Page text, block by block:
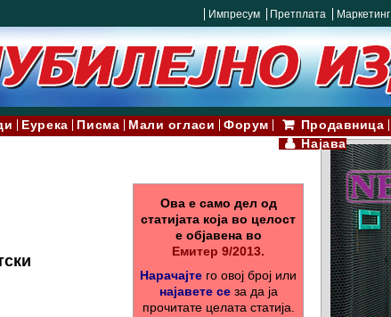
Импресум Претплата Маркетинг
Еурека Писма Мали огласи Форум Продавница
Најава
Ова е само дел од
статијата која во целост
е објавена во
Емитер 9/2013.
Нарачајте го овој број или
најавете сеза да ја
прочитате целата статија.